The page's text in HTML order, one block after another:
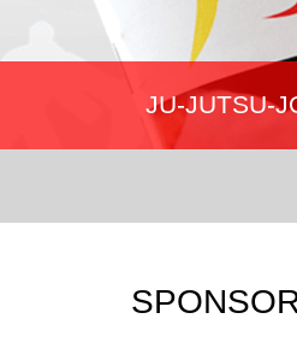
JU-JUTSU-